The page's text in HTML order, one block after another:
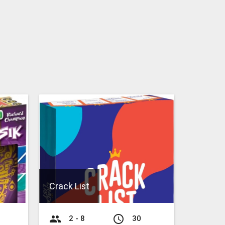
Crack List
group 2 - 8 access_time 30